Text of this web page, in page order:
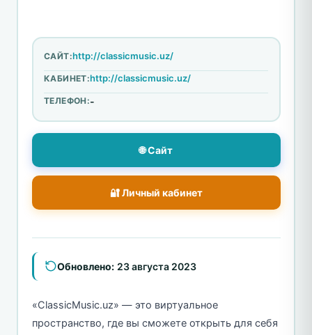
САЙТ:http://classicmusic.uz/
КАБИНЕТ:http://classicmusic.uz/
ТЕЛЕФОН:-
🌐 Сайт
🔐 Личный кабинет
Обновлено: 23 августа 2023
«ClassicMusic.uz» — это виртуальное
пространство, где вы сможете открыть для себя